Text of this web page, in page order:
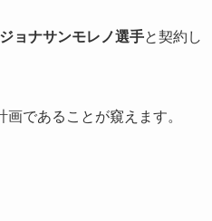
ジョナサンモレノ選手と契約し
画であることが窺えます。